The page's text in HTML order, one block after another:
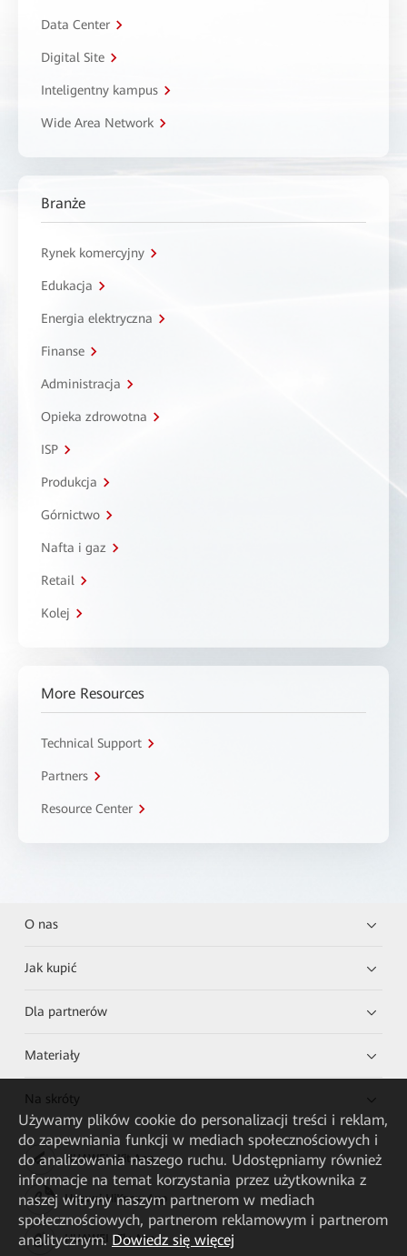
Data Center
Digital Site
Inteligentny kampus
Wide Area Network
Branże
Rynek komercyjny
Edukacja
Energia elektryczna
Finanse
Administracja
Opieka zdrowotna
ISP
Produkcja
Górnictwo
Nafta i gaz
Retail
Kolej
More Resources
Technical Support
Partners
Resource Center
O nas
Jak kupić
Dla partnerów
Materiały
Na skróty
HUAWEI eKit App
Huawei HiKnow App
HUAWEI eFly App
Używamy plików cookie do personalizacji treści i reklam,
do zapewniania funkcji w mediach społecznościowych i
do analizowania naszego ruchu. Udostępniamy również
informacje na temat korzystania przez użytkownika z
naszej witryny naszym partnerom w mediach
społecznościowych, partnerom reklamowym i partnerom
analitycznym. Dowiedz się więcej